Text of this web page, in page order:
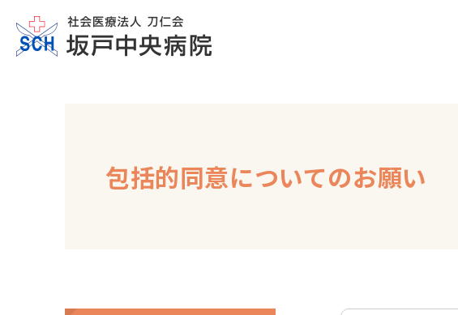
包括的同意についてのお願い